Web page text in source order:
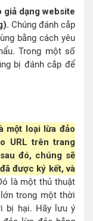
giả dạng website
Chúng đánh cắp
bằng cách yêu
Trong một số
bị đánh cắp để
một loại lừa đảo
URL trên trang
đó, chúng sẽ
được ký kết, và
là một thủ thuật
trong một thời
bị hại. Hãy lưu ý